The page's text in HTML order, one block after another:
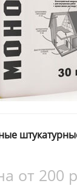
от 200